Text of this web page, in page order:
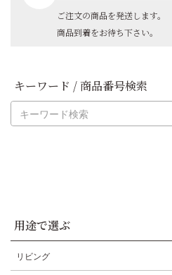
ご注文の商品を発送します。
商品到着をお待ち下さい。
キーワード / 商品番号検索
用途で選ぶ
リビング